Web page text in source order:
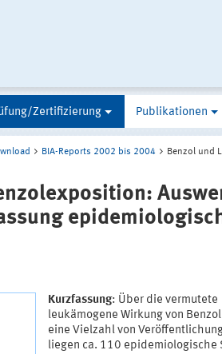
Zertifizierung Publikationen
BIA-Reports 2002 bis 2004 Benzol und
Kurzfassung: Über die vermutete
leukämogene Wirkung von
eine Vielzahl von
liegen ca. 110 epidemiologische